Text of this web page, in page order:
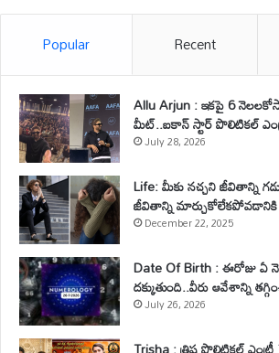
Popular Recent
Allu Arjun : ఇకపై 6
మీట్..ఐకాన్ స్టార్ పొలిటికల్
July 28, 2026
Life: మీకు నచ్చని జీవితాన్ని
జీవితాన్ని
December 22, 2025
Date Of Birth : ఈరోజు ఏ
దక్కుతుంది..వీరు ఆవేశాన్ని
July 26, 2026